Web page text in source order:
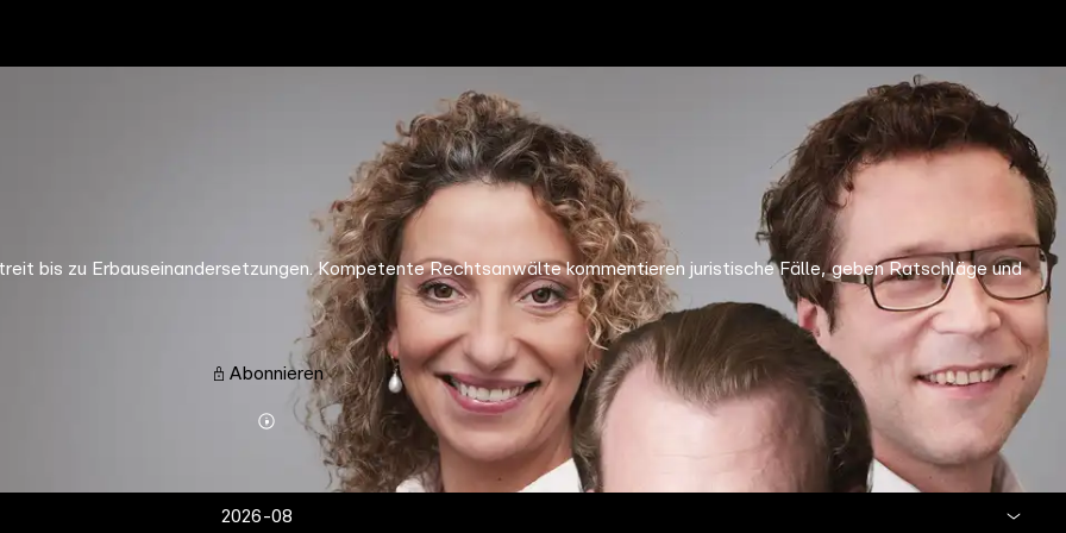
bis zu Erbauseinandersetzungen. Kompetente Rechtsanwälte kommentieren juristische Fälle, geben Ratschläge und
Abonnieren
Mehr
Details
2026-08